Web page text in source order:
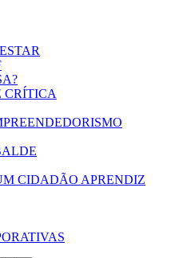
CRÍTICA
CIDADÃO APRENDIZ